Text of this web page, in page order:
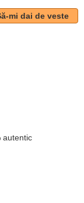
mi dai de veste
autentic